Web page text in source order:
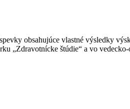
obsahujúce vlastné výsledky
„Zdravotnícke štúdie“ a vo